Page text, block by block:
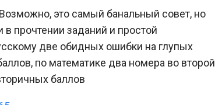
это самый банальный совет, но
прочтении заданий и простой
две обидных ошибки на глупых
по математике два номера во второй
баллов